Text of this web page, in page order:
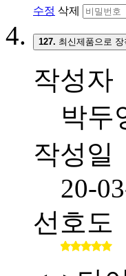
수정 삭제
127. 최신제품으로
작성자
박두
작성일
20-
선호도